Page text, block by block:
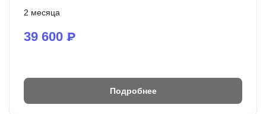
39 600 ₽
2 месяца
Подробнее